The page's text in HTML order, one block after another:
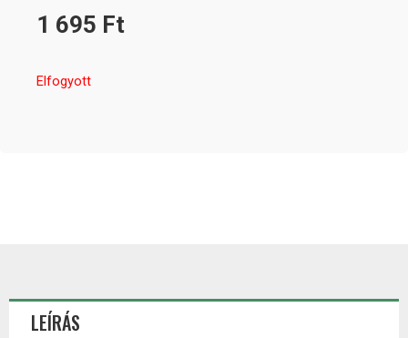
1 695 Ft
Elfogyott
LEÍRÁS